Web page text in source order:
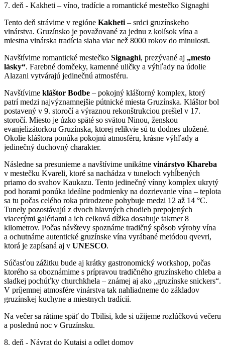
7. deň - Kakheti – víno, tradície a romantické mestečko Signaghi
Tento deň strávime v regióne Kakheti – srdci gruzínskeho
vinárstva. Gruzínsko je považované za jednu z kolísok vína a
miestna vinárska tradícia siaha viac než 8000 rokov do minulosti.
Navštívime romantické mestečko Signaghi, prezývané aj „mesto
lásky“. Farebné domčeky, kamenné uličky a výhľady na údolie
Alazani vytvárajú jedinečnú atmosféru.
Navštívime kláštor Bodbe – pokojný kláštorný komplex, ktorý
patrí medzi najvýznamnejšie pútnické miesta Gruzínska. Kláštor bol
postavený v 9. storočí a výraznou rekonštrukciou prešiel v 17.
storočí. Miesto je úzko späté so svätou Ninou, ženskou
evanjelizátorkou Gruzínska, ktorej relikvie sú tu dodnes uložené.
Okolie kláštora ponúka pokojnú atmosféru, krásne výhľady a
jedinečný duchovný charakter.
Následne sa presunieme a navštívime unikátne vinárstvo Khareba
v mestečku Kvareli, ktoré sa nachádza v tuneloch vyhĺbených
priamo do svahov Kaukazu. Tento jedinečný vínny komplex ukrytý
pod horami ponúka ideálne podmienky na dozrievanie vína – teplota
sa tu počas celého roka prirodzene pohybuje medzi 12 až 14 °C.
Tunely pozostávajú z dvoch hlavných chodieb prepojených
viacerými galériami a ich celková dĺžka dosahuje takmer 8
kilometrov. Počas návštevy spoznáme tradičný spôsob výroby vína
a ochutnáme autentické gruzínske vína vyrábané metódou qvevri,
ktorá je zapísaná aj v UNESCO.
Súčasťou zážitku bude aj krátky gastronomický workshop, počas
ktorého sa oboznámime s prípravou tradičného gruzínskeho chleba a
sladkej pochúťky churchkhela – známej aj ako „gruzínske snickers“.
V príjemnej atmosfére vinárstva tak nahliadneme do základov
gruzínskej kuchyne a miestnych tradícií.
Na večer sa rátime späť do Tbilisi, kde si užijeme rozlúčkovú večeru
a poslednú noc v Gruzínsku.
8. deň - Návrat do Kutaisi a odlet domov